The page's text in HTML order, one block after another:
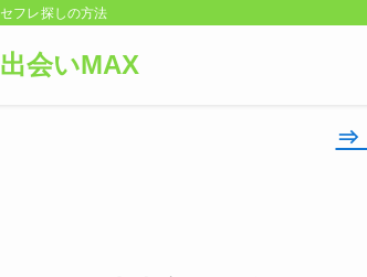
セフレ探しの方法
出会いMAX
⇒